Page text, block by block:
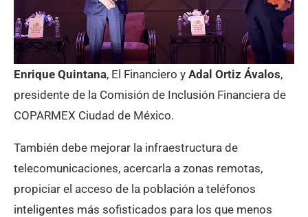
Enrique Quintana, El Financiero y Adal Ortiz Ávalos,
presidente de la Comisión de Inclusión Financiera de
COPARMEX Ciudad de México.
También debe mejorar la infraestructura de
telecomunicaciones, acercarla a zonas remotas,
propiciar el acceso de la población a teléfonos
inteligentes más sofisticados para los que menos